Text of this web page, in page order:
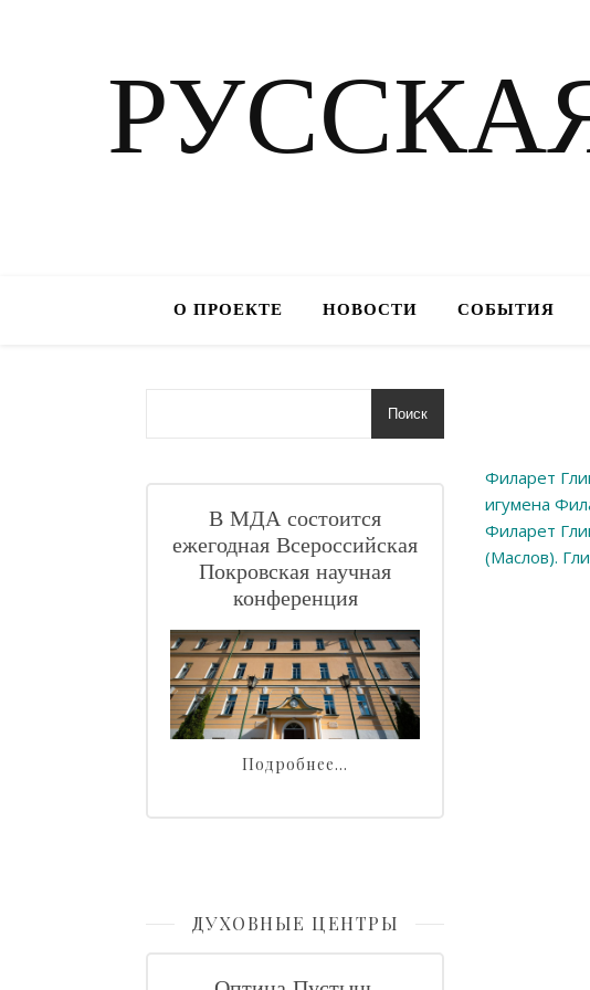
О ПРОЕКТЕ НОВОСТИ СОБЫТИЯ
Поиск
В МДА состоится
ежегодная Всероссийская
Покровская научная
конференция
Подробнее…
ДУХОВНЫЕ ЦЕНТРЫ
Филарет
игумена
Филарет
(Маслов).